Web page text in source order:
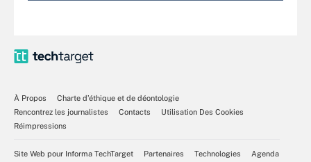
À Propos
Charte d’éthique et de déontologie
Rencontrez les journalistes
Contacts
Utilisation Des Cookies
Réimpressions
Site Web pour Informa TechTarget Partenaires Technologies
Agenda